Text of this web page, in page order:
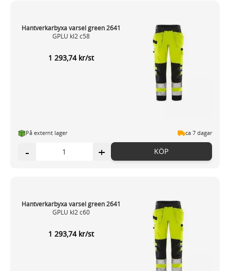
Hantverkarbyxa varsel green 2641
GPLU kl2 c58
1 293,74 kr/st
På externt lager ca 7 dagar
- + KÖP
Hantverkarbyxa varsel green 2641
GPLU kl2 c60
1 293,74 kr/st